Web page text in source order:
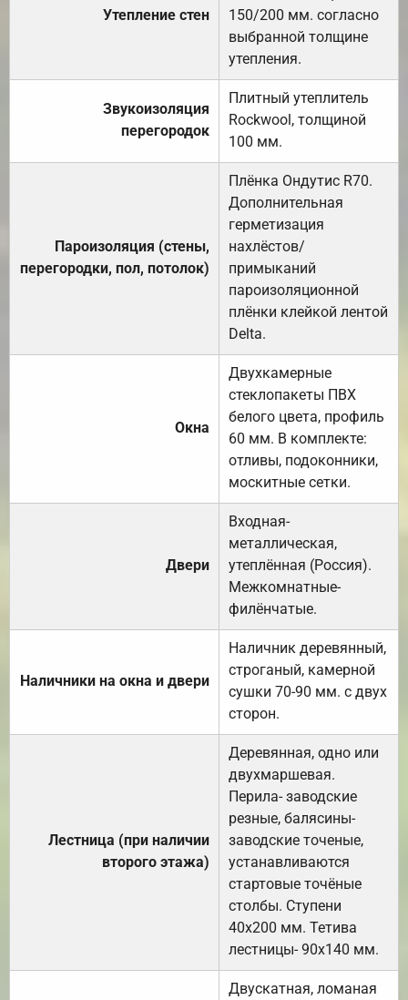
Утепление стен
150/200 мм. согласно
выбранной толщине
утепления.
Звукоизоляция
перегородок
Плитный утеплитель
Rockwool, толщиной
100 мм.
Пароизоляция (стены,
перегородки, пол, потолок)
Плёнка Ондутис R70.
Дополнительная
герметизация
нахлёстов/
примыканий
пароизоляционной
плёнки клейкой лентой
Delta.
Окна
Двухкамерные
стеклопакеты ПВХ
белого цвета, профиль
60 мм. В комплекте:
отливы, подоконники,
москитные сетки.
Двери
Входная-
металлическая,
утеплённая (Россия).
Межкомнатные-
филёнчатые.
Наличники на окна и двери
Наличник деревянный,
строганый, камерной
сушки 70-90 мм. с двух
сторон.
Лестница (при наличии
второго этажа)
Деревянная, одно или
двухмаршевая.
Перила- заводские
резные, балясины-
заводские точеные,
устанавливаются
стартовые точёные
столбы. Ступени
40х200 мм. Тетива
лестницы- 90х140 мм.
Двускатная, ломаная